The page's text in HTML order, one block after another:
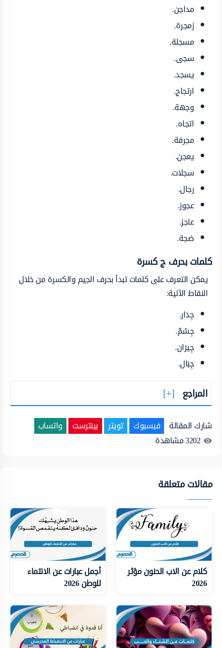
مداجن.
زمجرة.
مسجلة.
سجى.
يسجد.
ارتجاج.
وجهة.
اتجاه.
مجرفة.
يعجن.
سجلات.
رجال.
عجوز.
عاجز.
ضجة.
كلمات بحرف جكسرة
يمكن التعرف على كلمات تبدأ بحرف الجيم والكسرة من خلال
النقاط الآتية:
جِدَار.
جِسْمٌ.
جِيرَان.
جِبَال.
المراجع
شارك المقالة فيسبوك تويتر بينترست
واتساب
3202مشاهدة
مقالات متعلقة
كلام عن الاب الحنون مؤثر
2026
أجمل عبارات عن الانتماء
للوطن 2026